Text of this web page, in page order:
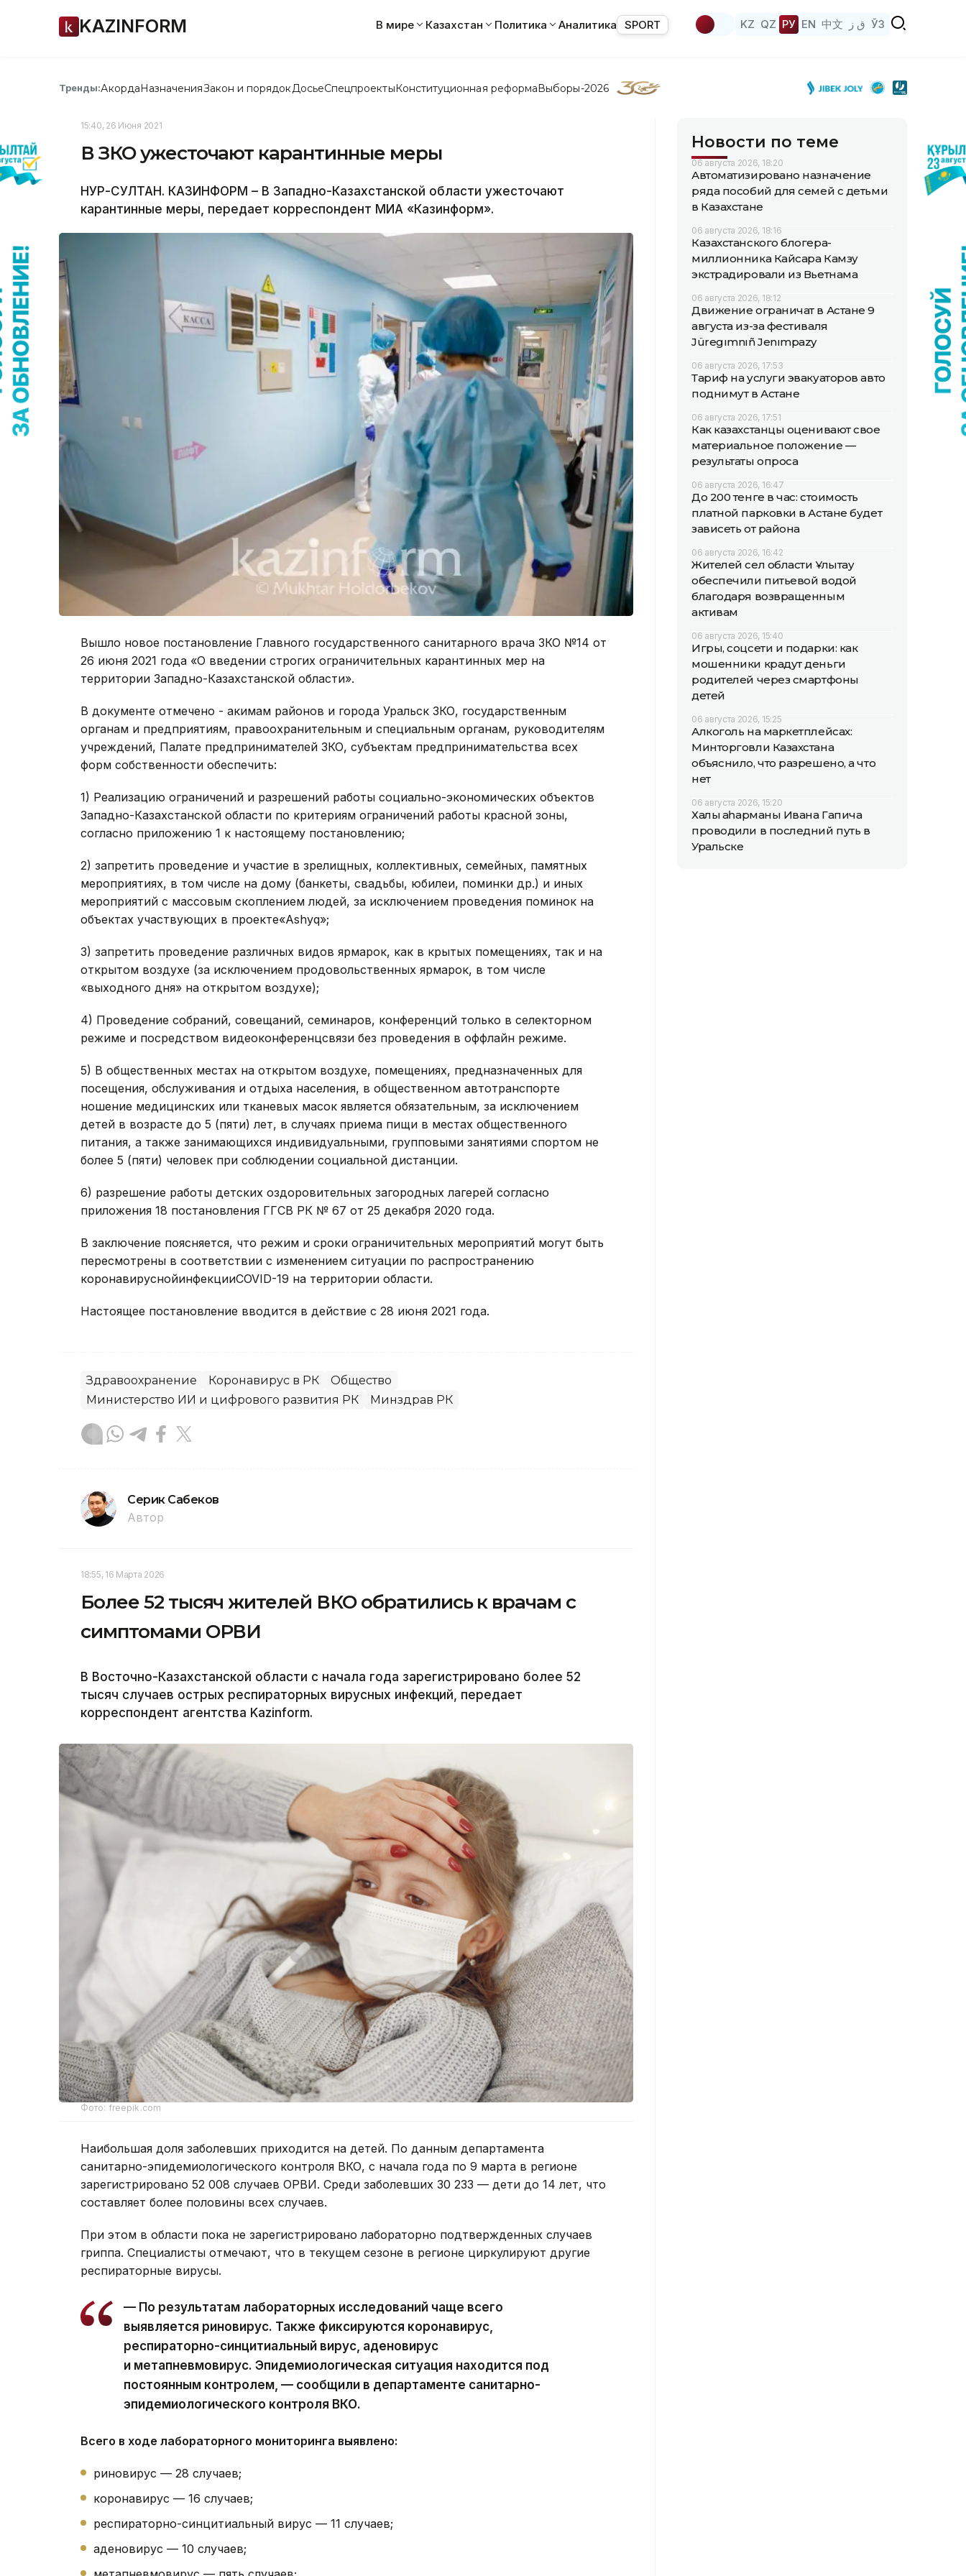
KAZINFORM В мире Казахстан Политика Аналитика SPORT KZ QZ РУ EN 中文 ق ز ЎЗ
Тренды:АкордаНазначенияЗакон и порядок ДосьеСпецпроектыКонституционная реформаВыборы-2026
15:40, 26 Июня 2021
В ЗКО ужесточают карантинные меры
НУР-СУЛТАН. КАЗИНФОРМ – В Западно-Казахстанской области ужесточают
карантинные меры, передает корреспондент МИА «Казинформ».
Вышло новое постановление Главного государственного санитарного врача ЗКО №14 от
26 июня 2021 года «О введении строгих ограничительных карантинных мер на
территории Западно-Казахстанской области».
В документе отмечено - акимам районов и города Уральск ЗКО, государственным
органам и предприятиям, правоохранительным и специальным органам, руководителям
учреждений, Палате предпринимателей ЗКО, субъектам предпринимательства всех
форм собственности обеспечить:
1) Реализацию ограничений и разрешений работы социально-экономических объектов
Западно-Казахстанской области по критериям ограничений работы красной зоны,
согласно приложению 1 к настоящему постановлению;
2) запретить проведение и участие в зрелищных, коллективных, семейных, памятных
мероприятиях, в том числе на дому (банкеты, свадьбы, юбилеи, поминки др.) и иных
мероприятий с массовым скоплением людей, за исключением проведения поминок на
объектах участвующих в проекте«Ashyq»;
3) запретить проведение различных видов ярмарок, как в крытых помещениях, так и на
открытом воздухе (за исключением продовольственных ярмарок, в том числе
«выходного дня» на открытом воздухе);
4) Проведение собраний, совещаний, семинаров, конференций только в селекторном
режиме и посредством видеоконференцсвязи без проведения в оффлайн режиме.
5) В общественных местах на открытом воздухе, помещениях, предназначенных для
посещения, обслуживания и отдыха населения, в общественном автотранспорте
ношение медицинских или тканевых масок является обязательным, за исключением
детей в возрасте до 5 (пяти) лет, в случаях приема пищи в местах общественного
питания, а также занимающихся индивидуальными, групповыми занятиями спортом не
более 5 (пяти) человек при соблюдении социальной дистанции.
6) разрешение работы детских оздоровительных загородных лагерей согласно
приложения 18 постановления ГГСВ РК № 67 от 25 декабря 2020 года.
В заключение поясняется, что режим и сроки ограничительных мероприятий могут быть
пересмотрены в соответствии с изменением ситуации по распространению
коронавируснойинфекцииCOVID-19 на территории области.
Настоящее постановление вводится в действие с 28 июня 2021 года.
Здравоохранение Коронавирус в РК
Общество
Министерство ИИ и цифрового развития РК
Минздрав РК
Серик Сабеков
Автор
18:55, 16 Марта 2026
Более 52 тысяч жителей ВКО обратились к врачам с
симптомами ОРВИ
В Восточно-Казахстанской области с начала года зарегистрировано более 52
тысяч случаев острых респираторных вирусных инфекций, передает
корреспондент агентства Kazinform.
Фото: freepik.com
Наибольшая доля заболевших приходится на детей. По данным департамента
санитарно-эпидемиологического контроля ВКО, с начала года по 9 марта в регионе
зарегистрировано 52 008 случаев ОРВИ. Среди заболевших 30 233 — дети до 14 лет, что
составляет более половины всех случаев.
При этом в области пока не зарегистрировано лабораторно подтвержденных случаев
гриппа. Специалисты отмечают, что в текущем сезоне в регионе циркулируют другие
респираторные вирусы.
— По результатам лабораторных исследований чаще всего
выявляется риновирус. Также фиксируются коронавирус,
респираторно-синцитиальный вирус, аденовирус
и метапневмовирус. Эпидемиологическая ситуация находится под
постоянным контролем, — сообщили в департаменте санитарно-
эпидемиологического контроля ВКО.
Всего в ходе лабораторного мониторинга выявлено:
риновирус — 28 случаев;
коронавирус — 16 случаев;
респираторно-синцитиальный вирус — 11 случаев;
аденовирус — 10 случаев;
Новости по теме
06 августа 2026, 18:20
Автоматизировано назначение
ряда пособий для семей с детьми
в Казахстане
06 августа 2026, 18:16
Казахстанского блогера-
миллионника Кайсара Камзу
экстрадировали из Вьетнама
06 августа 2026, 18:12
Движение ограничат в Астане 9
августа из-за фестиваля
Jüregımnıñ Jenımpazy
06 августа 2026, 17:53
Тариф на услуги эвакуаторов авто
поднимут в Астане
06 августа 2026, 17:51
Как казахстанцы оценивают свое
материальное положение —
результаты опроса
06 августа 2026, 16:47
До 200 тенге в час: стоимость
платной парковки в Астане будет
зависеть от района
06 августа 2026, 16:42
Жителей сел области Ұлытау
обеспечили питьевой водой
благодаря возвращенным
активам
06 августа 2026, 15:40
Игры, соцсети и подарки: как
мошенники крадут деньги
родителей через смартфоны
детей
06 августа 2026, 15:25
Алкоголь на маркетплейсах:
Минторговли Казахстана
объяснило, что разрешено, а что
нет
06 августа 2026, 15:20
Халық қаһарманы Ивана Гапича
проводили в последний путь в
Уральске